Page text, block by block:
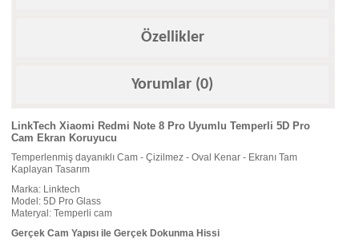
Özellikler
Yorumlar (0)
LinkTech Xiaomi Redmi Note 8 Pro Uyumlu Temperli 5D Pro
Cam Ekran Koruyucu
Temperlenmiş dayanıklı Cam - Çizilmez - Oval Kenar - Ekranı Tam
Kaplayan Tasarım
Marka: Linktech
Model: 5D Pro Glass
Materyal: Temperli cam
Gerçek Cam Yapısı ile Gerçek Dokunma Hissi